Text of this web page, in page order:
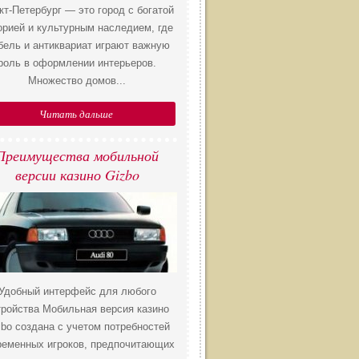
Петербург — это город с богатой
и культурным наследием, где
и антиквариат играют важную
в оформлении интерьеров.
Множество домов...
Читать дальше
мобильной
версии казино Gizbo
интерфейс для любого
Мобильная версия казино
создана с учетом потребностей
игроков, предпочитающих